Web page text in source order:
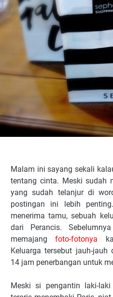
Malam ini sayang sekali
tentang cinta. Meski sudah
yang sudah telanjur di
postingan ini lebih
menerima tamu, sebuah
dari Perancis.
memajangfoto-fotonya
Keluarga tersebut jauh-jauh
14 jam penerbangan untuk
Meski si pengantin laki-